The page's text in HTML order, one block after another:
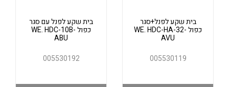
בית שקע לפנל+סגר
כפול WE. HDC-HA-32-
AVU
005530119
בית שקע לפנל עם סגר
כפול WE. HDC-10B-
ABU
005530192